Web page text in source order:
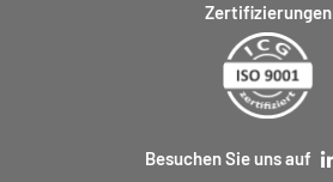
Zertifizierungen
Besuchen Sie uns auf